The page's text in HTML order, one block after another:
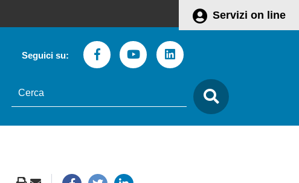
Servizi on line
Seguici su: FacebookYoutubeLinkedin
testo
da
cercare